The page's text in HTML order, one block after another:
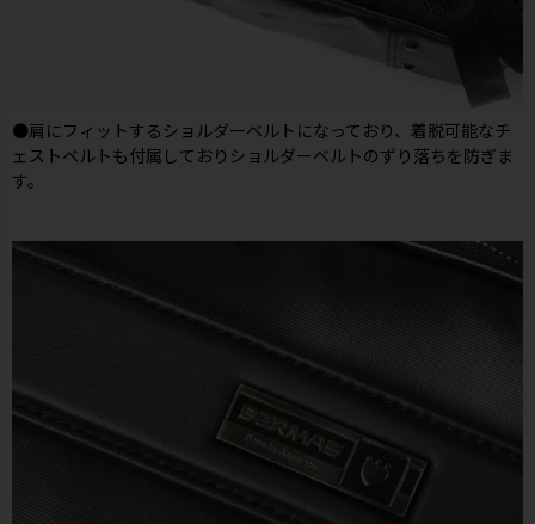
●肩にフィットするショルダーベルトになっており、着脱可能なチ
ェストベルトも付属しておりショルダーベルトのずり落ちを防ぎま
す。